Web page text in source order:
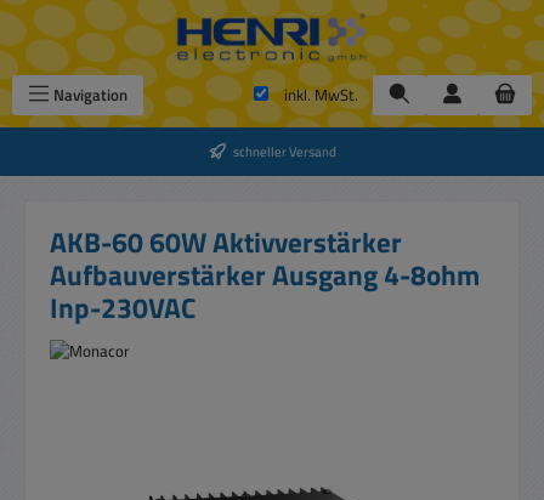
Zum Hauptinhalt springen
Navigation inkl. MwSt.
schneller Versand
AKB-60 60W Aktivverstärker
Aufbauverstärker Ausgang 4-8ohm
Inp-230VAC